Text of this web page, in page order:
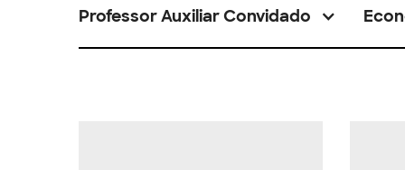
Professor Auxiliar Convidado